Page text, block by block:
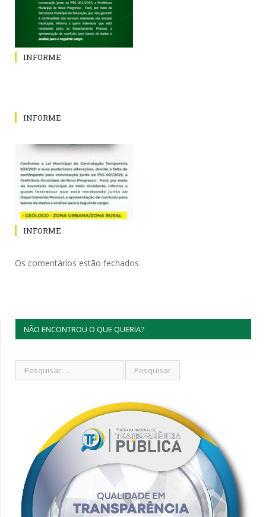
INFORME
INFORME
INFORME
Os comentários estão fechados.
NÃO ENCONTROU O QUE QUERIA?